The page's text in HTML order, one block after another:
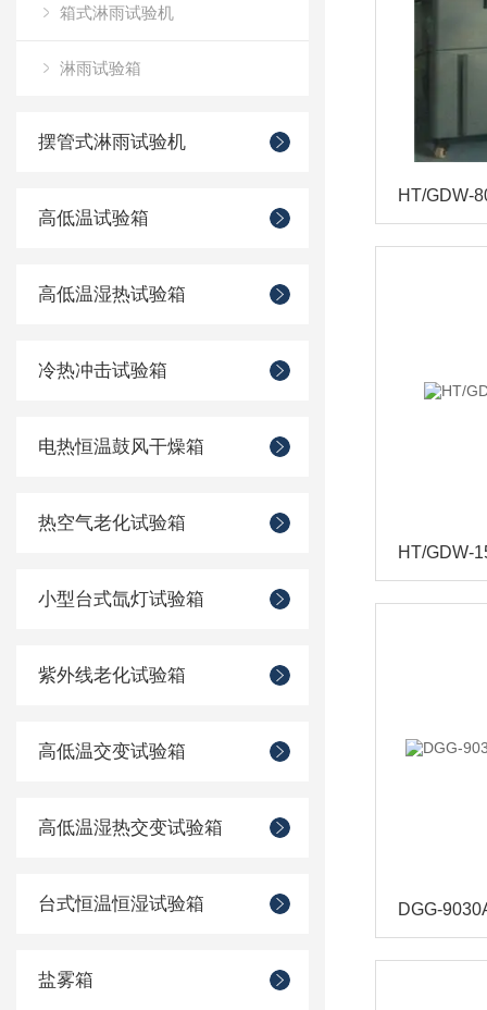
箱式淋雨试验机
淋雨试验箱
摆管式淋雨试验机
高低温试验箱
高低温湿热试验箱
冷热冲击试验箱
电热恒温鼓风干燥箱
热空气老化试验箱
小型台式氙灯试验箱
紫外线老化试验箱
高低温交变试验箱
高低温湿热交变试验箱
台式恒温恒湿试验箱
盐雾箱
HT/GDW-